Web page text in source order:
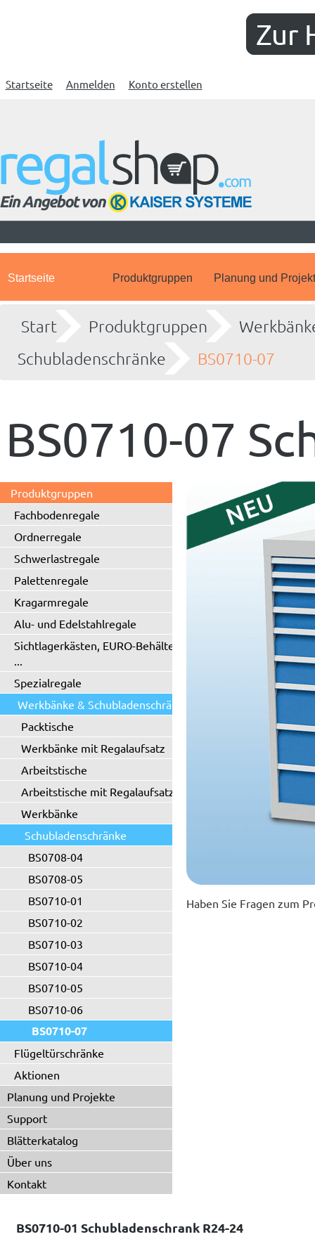
Zur
Startseite Anmelden Konto erstellen
Startseite Produktgruppen Planung und
Start Produktgruppen
Schubladenschränke
BS0710-07
BS0710-07
Produktgruppen
Fachbodenregale
Ordnerregale
Schwerlastregale
Palettenregale
Kragarmregale
Alu- und Edelstahlregale
Sichtlagerkästen, EURO-Behälter
...
Spezialregale
Werkbänke & Schubladenschränke
Packtische
Werkbänke mit Regalaufsatz
Arbeitstische
Arbeitstische mit Regalaufsatz
Werkbänke
Schubladenschränke
BS0708-04
BS0708-05
BS0710-01
BS0710-02
BS0710-03
BS0710-04
BS0710-05
BS0710-06
BS0710-07
Flügeltürschränke
Aktionen
Planung und Projekte
Support
Blätterkatalog
Über uns
Kontakt
Haben Sie Fragen zum
BS0710-01 Schubladenschrank R24-24